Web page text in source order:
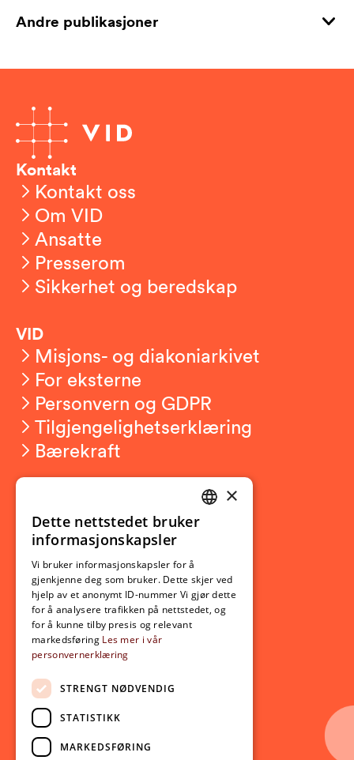
Andre publikasjoner
Kontakt
Kontakt oss
Om VID
Ansatte
Presserom
Sikkerhet og beredskap
VID
Misjons- og diakoniarkivet
For eksterne
Personvern og GDPR
Tilgjengelighetserklæring
Bærekraft
Ny student
Utveksling
Opptak
Lov- og regelverk
Aktuelt
Nyheter
Arrangementer
Nyhetsbrev
Ledige stillinger
Følg oss på sosiale medier:
NORWEGIAN
×
Dette nettstedet bruker
informasjonskapsler
Vi bruker informasjonskapsler for å
gjenkjenne deg som bruker. Dette skjer ved
hjelp av et anonymt ID-nummer Vi gjør dette
for å analysere trafikken på nettstedet, og
for å kunne tilby presis og relevant
markedsføring Les mer i vår
personvernerklæring
STRENGT NØDVENDIG
STATISTIKK
MARKEDSFØRING